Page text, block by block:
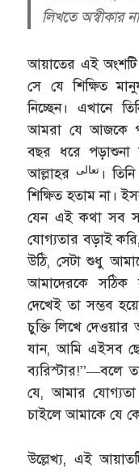
লিখতে অস্বীকার
আয়াতের এই অংশটি
সে যে শিক্ষিত
নিচ্ছেন। এখানে
আমরা যে আজকে
বছর ধরে পড়াশুনা
আল্লাহরتعالى ।
শিক্ষিত হতাম না।
যেন এই কথা সব
যোগ্যতার বড়াই করি,
উঠি, সেটা শুধু
আমাদেরকে সঠিক
দেখেই তা সম্ভব
চুক্তি লিখে
যান, আমি এইসব
ব্যরিস্টার!”—বলে
যে, আমার
চাইলে আমাকে যে
উল্লেখ্য, এই